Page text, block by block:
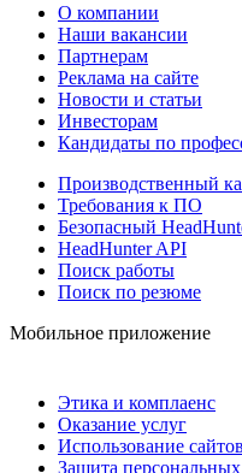
О компании
Наши вакансии
Партнерам
Реклама на сайте
Новости и статьи
Инвесторам
Кандидаты по
Производственный
Требования к ПО
Безопасный
HeadHunter API
Поиск работы
Поиск по резюме
Мобильное приложение
Этика и комплаенс
Оказание услуг
Использование сайтов
Защита